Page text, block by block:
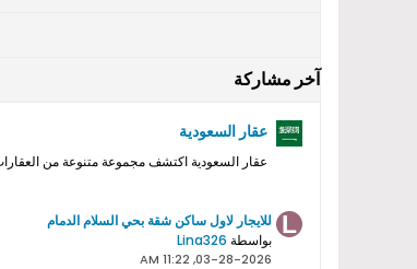
آخر مشاركة
عقار السعودية
عقار السعودية اكتشف مجموعة متنوعة من
للايجار لاول ساكن شقة بحي السلام الدمام
بواسطة Lina326
03-28-2026, 11:22 AM